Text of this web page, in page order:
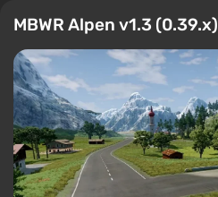
MBWR Alpen v1.3 (0.39.x)